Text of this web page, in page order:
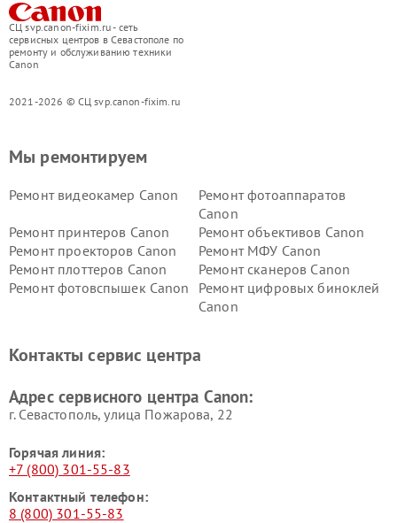
СЦ svp.canon-fixim.ru - сеть
сервисных центров в Севастополе по
ремонту и обслуживанию техники
Canon
2021-2026 © СЦ svp.canon-fixim.ru
Мы ремонтируем
Ремонт видеокамер Canon
Ремонт фотоаппаратов
Canon
Ремонт принтеров Canon
Ремонт объективов Canon
Ремонт проекторов Canon
Ремонт МФУ Canon
Ремонт плоттеров Canon
Ремонт сканеров Canon
Ремонт фотовспышек Canon
Ремонт цифровых биноклей
Canon
Контакты сервис центра
Адрес сервисного центра Canon:
г. Севастополь, улица Пожарова, 22
Горячая линия:
+7 (800) 301-55-83
Контактный телефон:
8 (800) 301-55-83